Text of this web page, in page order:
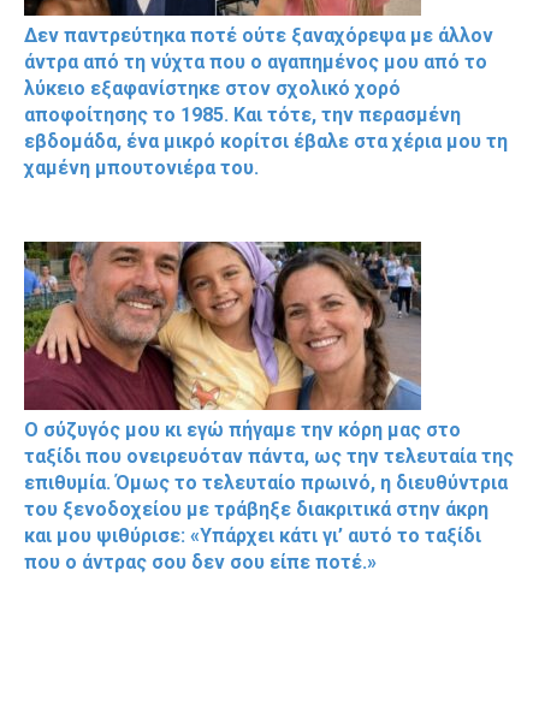
Δεν παντρεύτηκα ποτέ ούτε ξαναχόρεψα με άλλον
άντρα από τη νύχτα που ο αγαπημένος μου από το
λύκειο εξαφανίστηκε στον σχολικό χορό
αποφοίτησης το 1985. Και τότε, την περασμένη
εβδομάδα, ένα μικρό κορίτσι έβαλε στα χέρια μου τη
χαμένη μπουτονιέρα του.
Ο σύζυγός μου κι εγώ πήγαμε την κόρη μας στο
ταξίδι που ονειρευόταν πάντα, ως την τελευταία της
επιθυμία. Όμως το τελευταίο πρωινό, η διευθύντρια
του ξενοδοχείου με τράβηξε διακριτικά στην άκρη
και μου ψιθύρισε: «Υπάρχει κάτι γι’ αυτό το ταξίδι
που ο άντρας σου δεν σου είπε ποτέ.»